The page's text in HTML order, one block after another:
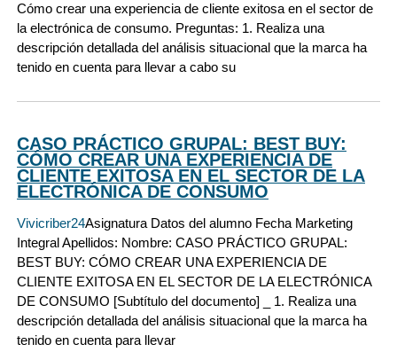
Cómo crear una experiencia de cliente exitosa en el sector de
la electrónica de consumo. Preguntas: 1. Realiza una
descripción detallada del análisis situacional que la marca ha
tenido en cuenta para llevar a cabo su
CASO PRÁCTICO GRUPAL: BEST BUY:
CÓMO CREAR UNA EXPERIENCIA DE
CLIENTE EXITOSA EN EL SECTOR DE LA
ELECTRÓNICA DE CONSUMO
Vivicriber24Asignatura Datos del alumno Fecha Marketing
Integral Apellidos: Nombre: CASO PRÁCTICO GRUPAL:
BEST BUY: CÓMO CREAR UNA EXPERIENCIA DE
CLIENTE EXITOSA EN EL SECTOR DE LA ELECTRÓNICA
DE CONSUMO [Subtítulo del documento] _ 1. Realiza una
descripción detallada del análisis situacional que la marca ha
tenido en cuenta para llevar